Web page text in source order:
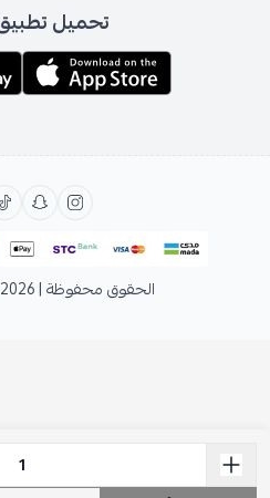
تحميل
الحقوق محفوظة | 2026